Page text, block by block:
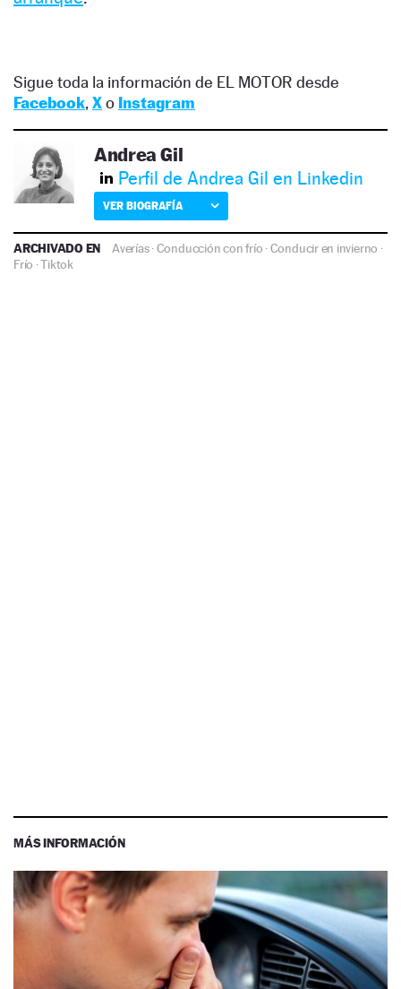
Sigue toda la información de EL MOTOR desde
Facebook, Xo Instagram
Andrea Gil
Perfil de Andrea Gil en Linkedin
VER BIOGRAFÍA
ARCHIVADO EN Averías·Conducción con frío ·Conducir en invierno ·
Frío ·Tiktok
MÁS INFORMACIÓN